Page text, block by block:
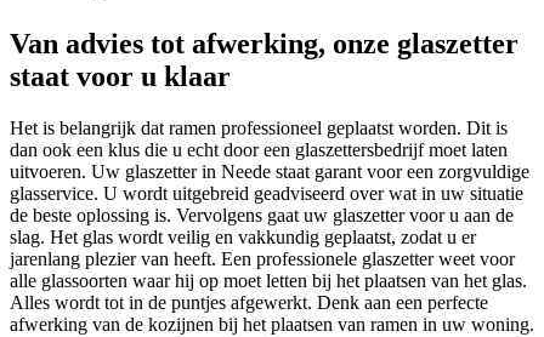
Van advies tot afwerking, onze glaszetter
staat voor u klaar
Het is belangrijk dat ramen professioneel geplaatst worden. Dit is
dan ook een klus die u echt door een glaszettersbedrijf moet laten
uitvoeren. Uw glaszetter in Neede staat garant voor een zorgvuldige
glasservice. U wordt uitgebreid geadviseerd over wat in uw situatie
de beste oplossing is. Vervolgens gaat uw glaszetter voor u aan de
slag. Het glas wordt veilig en vakkundig geplaatst, zodat u er
jarenlang plezier van heeft. Een professionele glaszetter weet voor
alle glassoorten waar hij op moet letten bij het plaatsen van het glas.
Alles wordt tot in de puntjes afgewerkt. Denk aan een perfecte
afwerking van de kozijnen bij het plaatsen van ramen in uw woning.